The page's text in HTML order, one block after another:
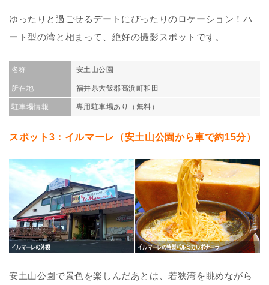
ゆったりと過ごせるデートにぴったりのロケーション！ハ
ート型の湾と相まって、絶好の撮影スポットです。
名称 安土山公園
所在地 福井県大飯郡高浜町和田
駐車場情報 専用駐車場あり（無料）
スポット3：イルマーレ（安土山公園から車で約15分）
安土山公園で景色を楽しんだあとは、若狭湾を眺めながら